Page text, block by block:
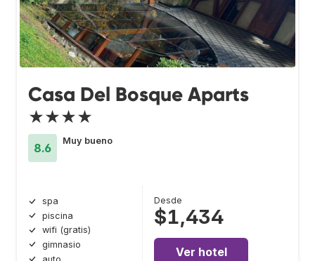
Casa Del Bosque Aparts
★★★★
8.6
Muy bueno
spa
piscina
wifi (gratis)
gimnasio
Desde
$1,434
Ver hotel